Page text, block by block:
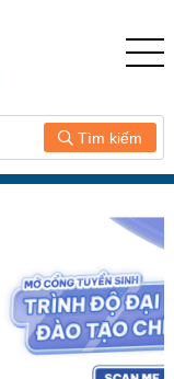
Tìm kiếm